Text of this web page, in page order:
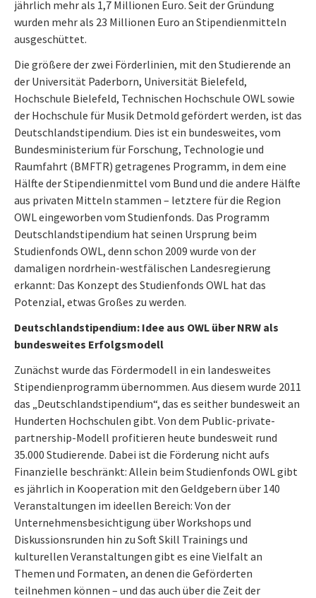
jährlich mehr als 1,7 Millionen Euro. Seit der Gründung
wurden mehr als 23 Millionen Euro an Stipendienmitteln
ausgeschüttet.
Die größere der zwei Förderlinien, mit den Studierende an
der Universität Paderborn, Universität Bielefeld,
Hochschule Bielefeld, Technischen Hochschule OWL sowie
der Hochschule für Musik Detmold gefördert werden, ist das
Deutschlandstipendium. Dies ist ein bundesweites, vom
Bundesministerium für Forschung, Technologie und
Raumfahrt (BMFTR) getragenes Programm, in dem eine
Hälfte der Stipendienmittel vom Bund und die andere Hälfte
aus privaten Mitteln stammen – letztere für die Region
OWL eingeworben vom Studienfonds. Das Programm
Deutschlandstipendium hat seinen Ursprung beim
Studienfonds OWL, denn schon 2009 wurde von der
damaligen nordrhein-westfälischen Landesregierung
erkannt: Das Konzept des Studienfonds OWL hat das
Potenzial, etwas Großes zu werden.
Deutschlandstipendium: Idee aus OWL über NRW als
bundesweites Erfolgsmodell
Zunächst wurde das Fördermodell in ein landesweites
Stipendienprogramm übernommen. Aus diesem wurde 2011
das „Deutschlandstipendium“, das es seither bundesweit an
Hunderten Hochschulen gibt. Von dem Public-private-
partnership-Modell profitieren heute bundesweit rund
35.000 Studierende. Dabei ist die Förderung nicht aufs
Finanzielle beschränkt: Allein beim Studienfonds OWL gibt
es jährlich in Kooperation mit den Geldgebern über 140
Veranstaltungen im ideellen Bereich: Von der
Unternehmensbesichtigung über Workshops und
Diskussionsrunden hin zu Soft Skill Trainings und
kulturellen Veranstaltungen gibt es eine Vielfalt an
Themen und Formaten, an denen die Geförderten
teilnehmen können – und das auch über die Zeit der